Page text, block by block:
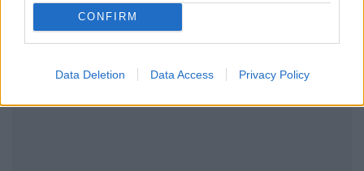
CONFIRM
Data Deletion Data Access Privacy Policy